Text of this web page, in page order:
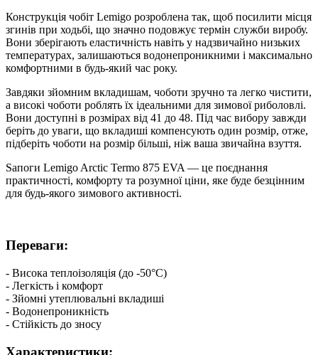
Конструкція чобіт Lemigo розроблена так, щоб посилити місця
згинів при ходьбі, що значно подовжує термін служби виробу.
Вони зберігають еластичність навіть у надзвичайно низьких
температурах, залишаються водонепроникними і максимально
комфортними в будь-який час року.
Завдяки зйомним вкладишам, чоботи зручно та легко чистити,
а високі чоботи роблять їх ідеальними для зимової риболовлі.
Вони доступні в розмірах від 41 до 48. Під час вибору завжди
беріть до уваги, що вкладиші компенсують один розмір, отже,
підберіть чоботи на розмір більші, ніж ваша звичайна взуття.
Sапоги Lemigo Arctic Termo 875 EVA — це поєднання
практичності, комфорту та розумної ціни, яке буде безцінним
для будь-якого зимового активності.
Переваги:
- Висока теплоізоляція (до -50°С)
- Легкість і комфорт
- Зйомні утеплювальні вкладиші
- Водонепроникність
- Стійкість до зносу
Характеристики: